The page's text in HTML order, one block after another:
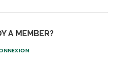
A MEMBER?